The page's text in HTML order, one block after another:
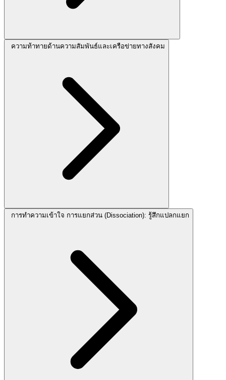
ความท้าทายด้านความสัมพันธ์และเครือข่ายทางสังคม
การทำความเข้าใจ การแยกส่วน (Dissociation): รู้สึกแปลกแยก